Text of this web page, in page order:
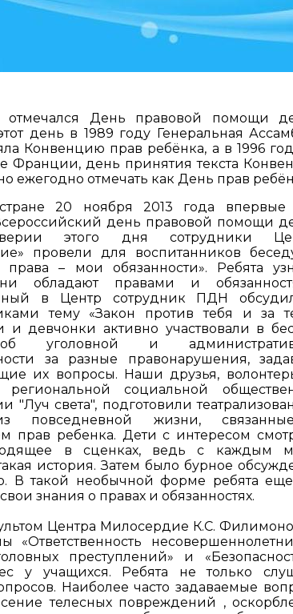
отмечался День правовой помощи
день в 1989 году Генеральная
Конвенцию прав ребёнка, а в 1996
Франции, день принятия текста
ежегодно отмечать как День прав
20 ноября 2013 года впервые
день правовой помощи
этого дня сотрудники
провели для воспитанников
– мои обязанности». Ребята
обладают правами и
в Центр сотрудник ПДН
тему «Закон против тебя и за
и девчонки активно участвовали в
уголовной и
за разные правонарушения,
их вопросы. Наши друзья,
региональной социальной
"Луч света", подготовили
повседневной жизни,
прав ребенка. Дети с интересом
в сценках, ведь с каждым
история. Затем было бурное
В такой необычной форме ребята
знания о правах и обязанностях.
Центра Милосердие К.С.
преступлений» и
у учащихся. Ребята не только
Наиболее часто задаваемые
телесных повреждений ,